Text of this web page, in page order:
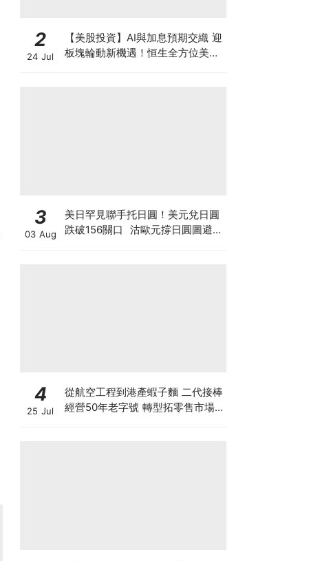
2
24 Jul
【美股投資】AI與加息預期交織 迎
板塊輪動新機遇！恒生全方位美股
3
03 Aug
美日罕見聯手托日圓！美元兌日圓
跌破156關口 沽歐元撐日圓圖避開
4
25 Jul
從航空工程到港產蝦子麵 二代接棒
經營50年老字號 轉型拓零售市場